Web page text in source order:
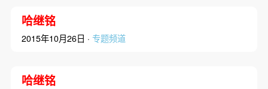
哈继铭
2015年10月26日 · 专题频道
哈继铭